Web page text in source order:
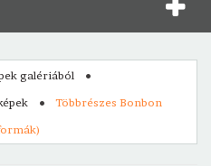
galériából
Többrészes Bonbon